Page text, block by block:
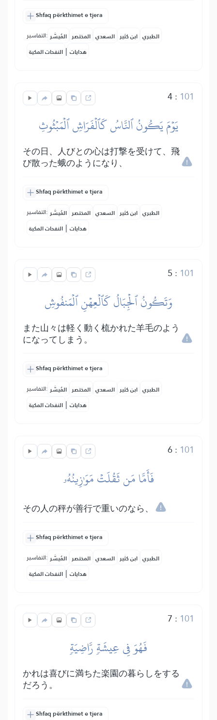
Shfaq përkthimet e tjera
التفاسير: المُيسَّر المختصر السعدي ابن كثير الطبري
النفحات المكية | هدايات
4: 101
يَوۡمَ يَكُونُ ٱلنَّاسُ كَٱلۡفَرَاشِ ٱلۡمَبۡثُوثِ
その日、人びとの心は打撃を受けて、飛
び散った蛾のようになり、
Shfaq përkthimet e tjera
التفاسير: المُيسَّر المختصر السعدي ابن كثير الطبري
النفحات المكية | هدايات
5 : 101
وَتَكُونُ ٱلۡجِبَالُ كَٱلۡعِهۡنِ ٱلۡمَنفُوشِ
また山々は軽く動く梳かれた羊毛のよう
になってしまう。
Shfaq përkthimet e tjera
التفاسير: المُيسَّر المختصر السعدي ابن كثير الطبري
النفحات المكية | هدايات
6: 101
فَأَمَّا مَن ثَقُلَتۡ مَوَٰزِينُهُۥ
その人の秤が善行で重いのなら、
Shfaq përkthimet e tjera
التفاسير: المُيسَّر المختصر السعدي ابن كثير الطبري
النفحات المكية | هدايات
7 : 101
فَهُوَ فِي عِيشَةٖ رَّاضِيَةٖ
かれは喜びに満ちた楽園の暮らしをする
だろう。
Shfaq përkthimet e tjera